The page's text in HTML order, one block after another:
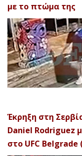
με το πτώμα της
Έκρηξη στη
Daniel Rodriguez
στο UFC Belgrade